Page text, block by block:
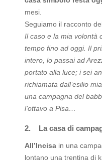
mesi.
Seguiamo il racconto
Il caso e la mia volontà
tempo fino ad oggi. Il
intero, lo passai ad
portato alla luce; i sei
richiamata dall’esilio
una campagna del
l’ottavo a Pisa…
2. La casa di
All’Incisa in una
lontano una trentina di